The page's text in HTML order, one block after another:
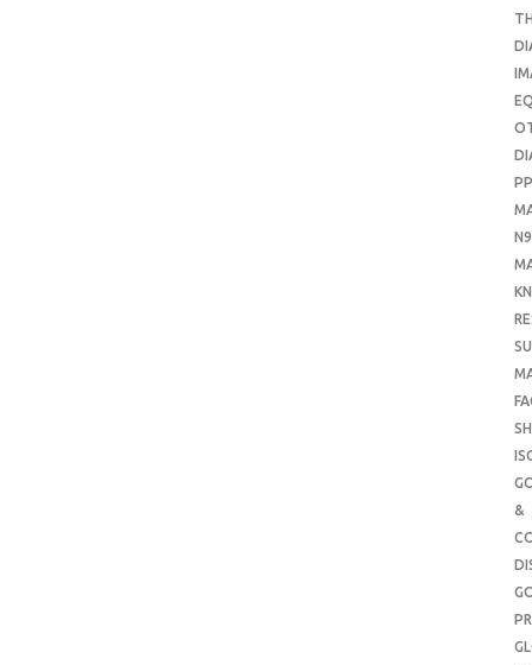
&